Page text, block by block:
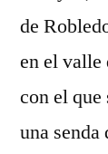
de
en el valle
con el que
una